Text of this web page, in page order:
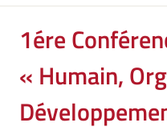
1ére
« Humain,